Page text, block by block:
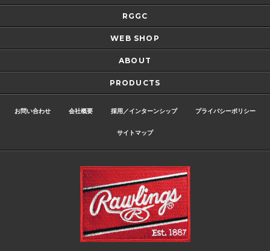
RGGC
WEB SHOP
ABOUT
PRODUCTS
お問い合わせ 会社概要 採用／インターンシップ プライバシーポリシー
サイトマップ